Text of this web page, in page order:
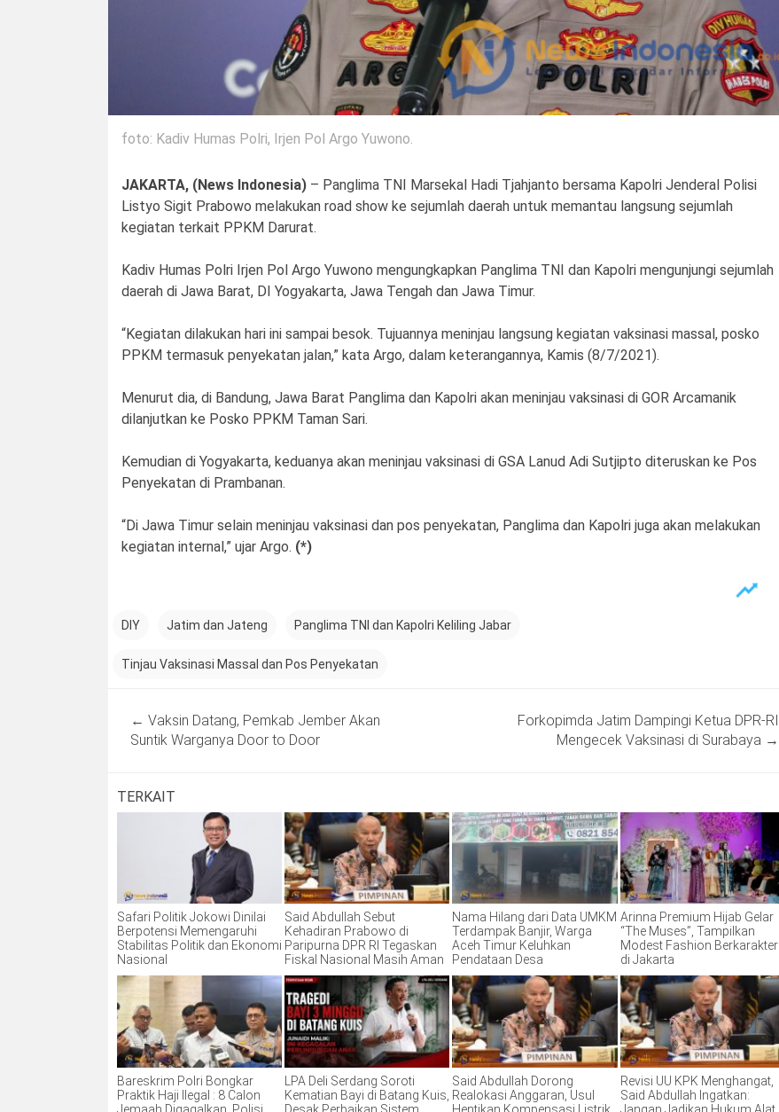
foto: Kadiv Humas Polri, Irjen Pol Argo Yuwono.
JAKARTA, (News Indonesia) – Panglima TNI Marsekal Hadi Tjahjanto bersama Kapolri Jenderal Polisi
Listyo Sigit Prabowo melakukan road show ke sejumlah daerah untuk memantau langsung sejumlah
kegiatan terkait PPKM Darurat.
Kadiv Humas Polri Irjen Pol Argo Yuwono mengungkapkan Panglima TNI dan Kapolri mengunjungi sejumlah
daerah di Jawa Barat, DI Yogyakarta, Jawa Tengah dan Jawa Timur.
“Kegiatan dilakukan hari ini sampai besok. Tujuannya meninjau langsung kegiatan vaksinasi massal, posko
PPKM termasuk penyekatan jalan,” kata Argo, dalam keterangannya, Kamis (8/7/2021).
Menurut dia, di Bandung, Jawa Barat Panglima dan Kapolri akan meninjau vaksinasi di GOR Arcamanik
dilanjutkan ke Posko PPKM Taman Sari.
Kemudian di Yogyakarta, keduanya akan meninjau vaksinasi di GSA Lanud Adi Sutjipto diteruskan ke Pos
Penyekatan di Prambanan.
“Di Jawa Timur selain meninjau vaksinasi dan pos penyekatan, Panglima dan Kapolri juga akan melakukan
kegiatan internal,” ujar Argo. (*)
DIY Jatim dan Jateng Panglima TNI dan Kapolri Keliling Jabar
Tinjau Vaksinasi Massal dan Pos Penyekatan
navigation
← Vaksin Datang, Pemkab Jember Akan
Suntik Warganya Door to Door
Forkopimda Jatim Dampingi Ketua DPR-RI
Mengecek Vaksinasi di Surabaya →
TERKAIT
Safari Politik Jokowi Dinilai
Berpotensi Memengaruhi
Stabilitas Politik dan Ekonomi
Nasional
Said Abdullah Sebut
Kehadiran Prabowo di
Paripurna DPR RI Tegaskan
Fiskal Nasional Masih Aman
Nama Hilang dari Data UMKM
Terdampak Banjir, Warga
Aceh Timur Keluhkan
Pendataan Desa
Arinna Premium Hijab Gelar
“The Muses”, Tampilkan
Modest Fashion Berkarakter
di Jakarta
Bareskrim Polri Bongkar
Praktik Haji Ilegal : 8 Calon
Jemaah Digagalkan, Polisi
LPA Deli Serdang Soroti
Kematian Bayi di Batang Kuis,
Desak Perbaikan Sistem
Said Abdullah Dorong
Realokasi Anggaran, Usul
Hentikan Kompensasi Listrik
Revisi UU KPK Menghangat,
Said Abdullah Ingatkan:
Jangan Jadikan Hukum Alat